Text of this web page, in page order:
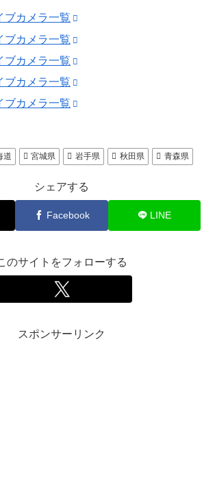
ブカメラ一覧
ブカメラ一覧
ブカメラ一覧
ブカメラ一覧
ブカメラ一覧
道 宮城県 岩手県 秋田県 青森県
シェアする
Facebook LINE
のサイトをフォローする
スポンサーリンク